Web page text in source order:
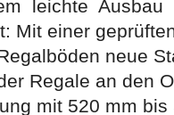
leichte
Mit einer
neue
Regale an den
mit 520 mm